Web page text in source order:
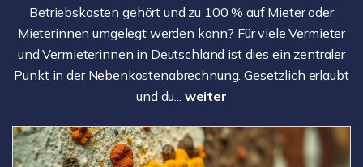
Betriebskosten gehört und zu 100 % auf Mieter oder
Mieterinnen umgelegt werden kann? Für viele Vermieter
und Vermieterinnen in Deutschland ist dies ein zentraler
Punkt in der Nebenkostenabrechnung. Gesetzlich erlaubt
und du... weiter